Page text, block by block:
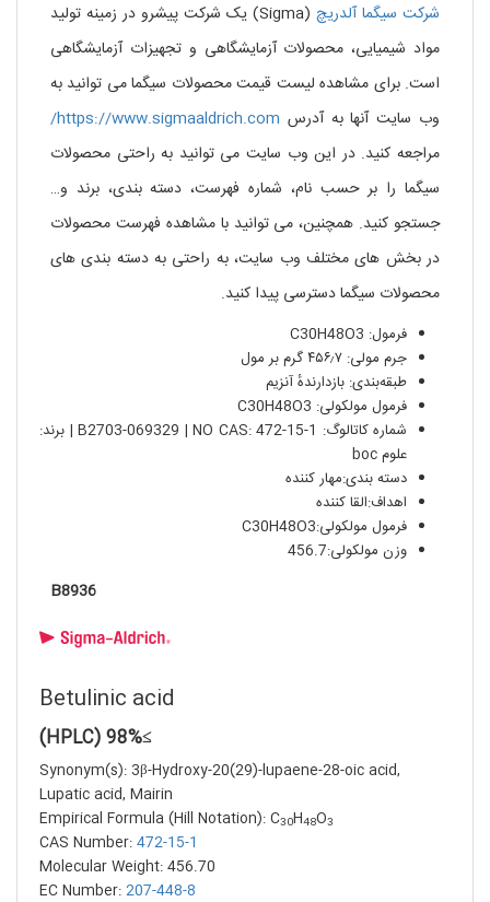
شرکت سیگما آلدریچ
(Sigma) یک شرکت پیشرو در زمینه تولید
مواد شیمیایی، محصولات آزمایشگاهی و تجهیزات آزمایشگاهی
است. برای مشاهده لیست قیمت محصولات سیگما می توانید به
وب سایت آنها به آدرس https://www.sigmaaldrich.com/
مراجعه کنید. در این وب سایت می توانید به راحتی محصولات
سیگما را بر حسب نام، شماره فهرست، دسته بندی، برند و…
جستجو کنید. همچنین، می توانید با مشاهده فهرست محصولات
در بخش های مختلف وب سایت، به راحتی به دسته بندی های
محصولات سیگما دسترسی پیدا کنید.
فرمول: C30H48O3
جرم مولی: ۴۵۶٫۷ گرم بر مول
طبقه‌بندی: بازدارندهٔ آنزیم
فرمول مولکولی: C30H48O3
شماره کاتالوگ: B2703-069329 | NO CAS: 472-15-1 | برند:
علوم boc
دسته بندی:مهار کننده
اهداف:القا کننده
فرمول مولکولی:C30H48O3
وزن مولکولی:456.7
B8936
Betulinic acid
≥98% (HPLC)
Synonym(s): 3β-Hydroxy-20(29)-lupaene-28-oic acid,
Lupatic acid, Mairin
Empirical Formula (Hill Notation): C30H48O3
CAS Number:472-15-1
Molecular Weight: 456.70
EC Number:207-448-8